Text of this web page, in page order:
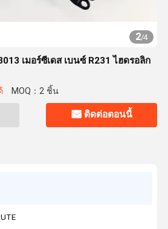
2/4
เมอร์ซีเดส เบนซ์ R231 ไฮดรอลิก
MOQ：2 ชิ้น
ติดต่อตอนนี้